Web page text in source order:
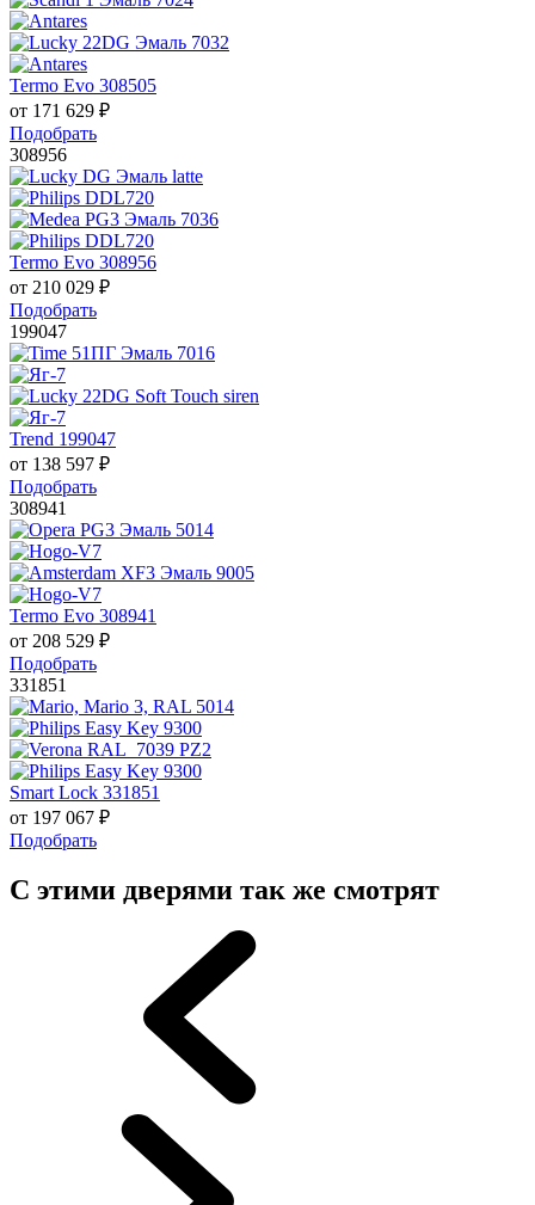
Termo Evo 308505
от 171 629 ₽
Подобрать
308956
Termo Evo 308956
от 210 029 ₽
Подобрать
199047
Trend 199047
от 138 597 ₽
Подобрать
308941
Termo Evo 308941
от 208 529 ₽
Подобрать
331851
Smart Lock 331851
от 197 067 ₽
Подобрать
С этими дверями так же смотрят